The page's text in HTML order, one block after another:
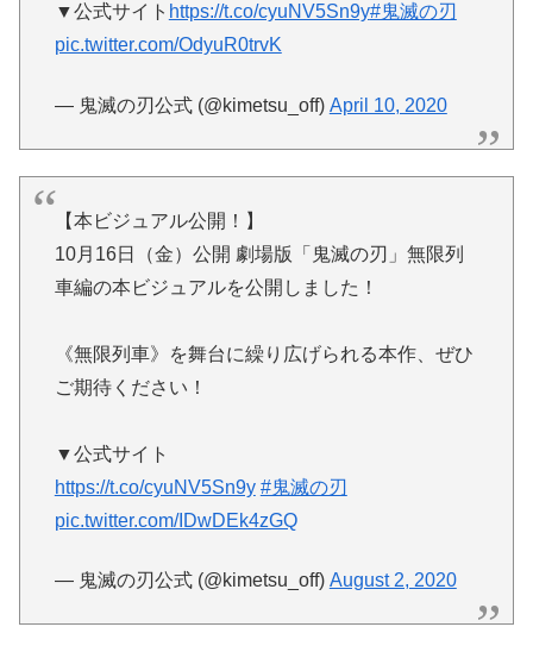
▼公式サイト https://t.co/cyuNV5Sn9y#鬼滅の刃
pic.twitter.com/OdyuR0trvK
— 鬼滅の刃公式 (@kimetsu_off) April 10, 2020
【本ビジュアル公開！】
10月16日（金）公開 劇場版「鬼滅の刃」無限列
車編の本ビジュアルを公開しました！
《無限列車》を舞台に繰り広げられる本作、ぜひ
ご期待ください！
▼公式サイト
https://t.co/cyuNV5Sn9y #鬼滅の刃
pic.twitter.com/IDwDEk4zGQ
— 鬼滅の刃公式 (@kimetsu_off) August 2, 2020